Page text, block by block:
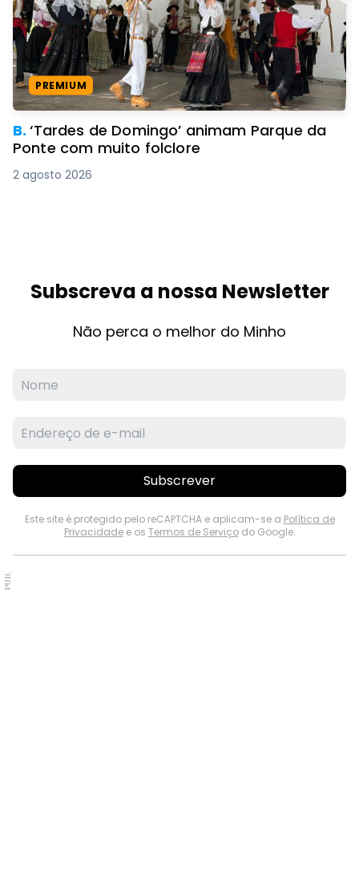
PREMIUM
B.‘Tardes de Domingo’ animam Parque da
Ponte com muito folclore
2 agosto 2026
Subscreva a nossa Newsletter
Não perca o melhor do Minho
Subscrever
Este site é protegido pelo reCAPTCHA e aplicam-se a Política de
Privacidadee os Termos de Serviçodo Google.
PUB.